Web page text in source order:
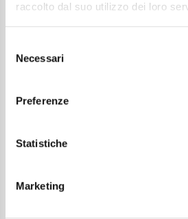
raccolto dal suo utilizzo dei loro
delNecessari
Preferenze
Statistiche
Marketing
Il tuo viaggio digitale